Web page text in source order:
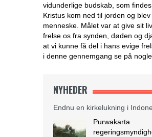
vidunderlige budskab, som
Kristus kom ned til jorden og blev
menneske. Målet var at give sit
frelse os fra synden, døden og
at vi kunne få del i hans evige
i denne gennemgang se på
NYHEDER
Endnu en kirkelukning i
Purwakarta